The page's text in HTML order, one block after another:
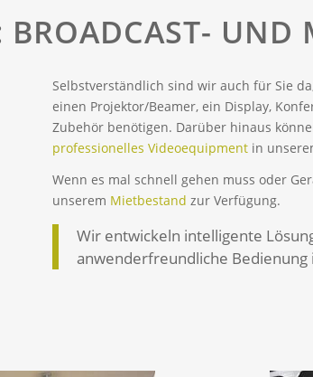
BROADCAST-
Selbstverständlich sind wir auch für Sie
einen Projektor/Beamer, ein Display,
Zubehör benötigen. Darüber hinaus
professionelles Videoequipment in
Wenn es mal schnell gehen muss oder
unserem Mietbestand zur Verfügung.
Wir entwickeln intelligente
anwenderfreundliche Bedienung